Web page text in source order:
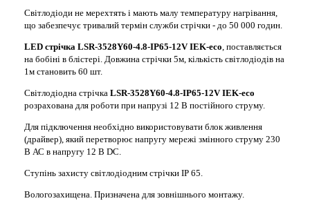
Світлодіоди не мерехтять і мають малу температуру нагрівання,
що забезпечує тривалий термін служби стрічки - до 50 000 годин.
LED стрічка LSR-3528Y60-4.8-IP65-12V IEK-eco, поставляється
на бобіні в блістері. Довжина стрічки 5м, кількість світлодіодів на
1м становить 60 шт.
Світлодіодна стрічка LSR-3528Y60-4.8-IP65-12V IEK-eco
розрахована для роботи при напрузі 12 В постійного струму.
Для підключення необхідно використовувати блок живлення
(драйвер), який перетворює напругу мережі змінного струму 230
В АС в напругу 12 В DC.
Ступінь захисту світлодіодним стрічки IP 65.
Вологозахищена. Призначена для зовнішнього монтажу.